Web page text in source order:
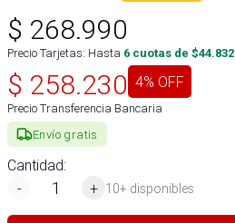
$ 268.990
Precio Tarjetas: Hasta 6 cuotas de $44.832
$ 258.230 4% OFF
Precio Transferencia Bancaria
Envío gratis
Cantidad:
-
+ 10+ disponibles